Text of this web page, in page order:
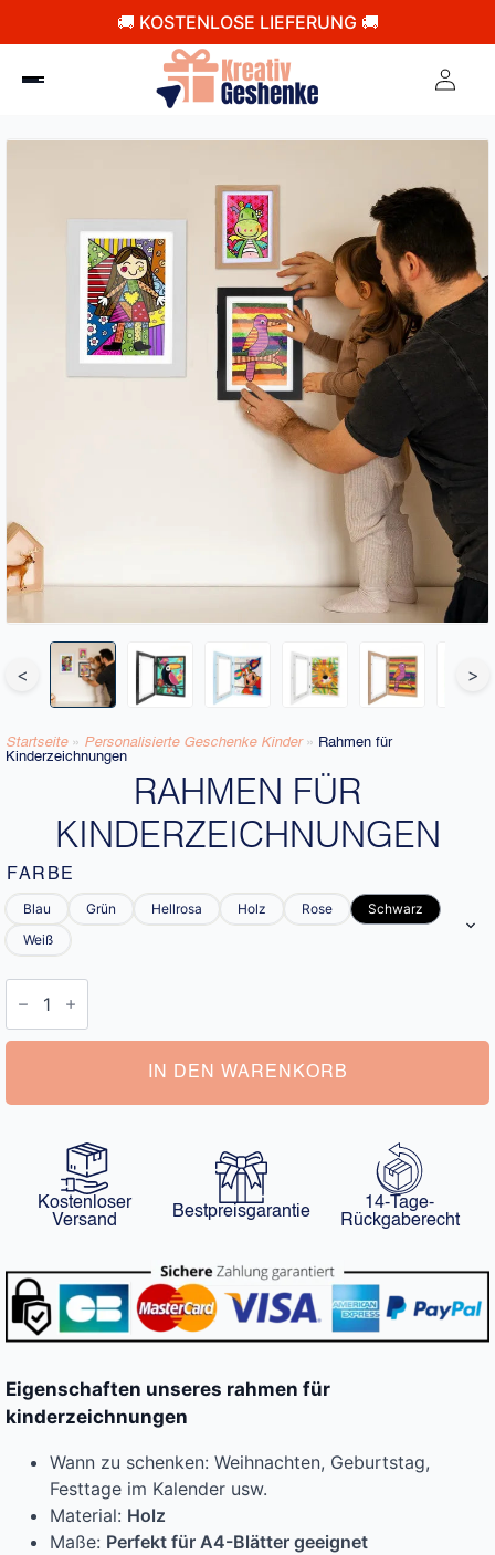
🚚 KOSTENLOSE LIEFERUNG 🚚
< >
Startseite » Personalisierte Geschenke Kinder » Rahmen für
Kinderzeichnungen
RAHMEN FÜR
KINDERZEICHNUNGEN
FARBE
Blau Grün Hellrosa Holz Rose
Schwarz
Weiß
Rahmen
für
Menge
IN DEN WARENKORB
Kostenloser
Versand
Bestpreisgarantie
14-Tage-
Rückgaberecht
Eigenschaften unseres rahmen für
kinderzeichnungen
Wann zu schenken: Weihnachten, Geburtstag,
Festtage im Kalender usw.
Material: Holz
Maße: Perfekt für A4-Blätter geeignet